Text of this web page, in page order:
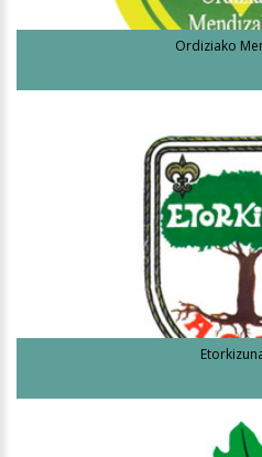
Ordiziako